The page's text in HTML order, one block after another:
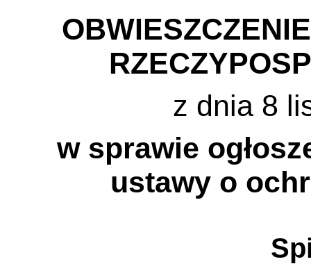
z dnia 8
w sprawie
ustawy o